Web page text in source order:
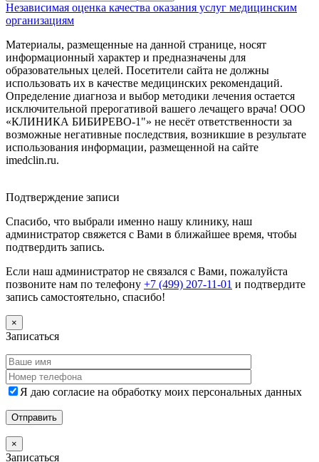
Независимая оценка качества оказания услуг медицинским
организациям
Материалы, размещенные на данной странице, носят
информационный характер и предназначены для
образовательных целей. Посетители сайта не должны
использовать их в качестве медицинских рекомендаций.
Определение диагноза и выбор методики лечения остается
исключительной прерогативой вашего лечащего врача! ООО
«КЛИНИКА БИБИРЕВО-1"» не несёт ответственности за
возможные негативные последствия, возникшие в результате
использования информации, размещенной на сайте
imedclin.ru.
Подтверждение записи
Спасибо, что выбрали именно нашу клинику, наш
администратор свяжется с Вами в ближайшее время, чтобы
подтвердить запись.
Если наш администратор не связался с Вами, пожалуйста
позвоните нам по телефону +7 (499) 207-11-01 и подтвердите
запись самостоятельно, спасибо!
×
Записаться
Я даю согласие на обработку моих персональных данных
×
Записаться